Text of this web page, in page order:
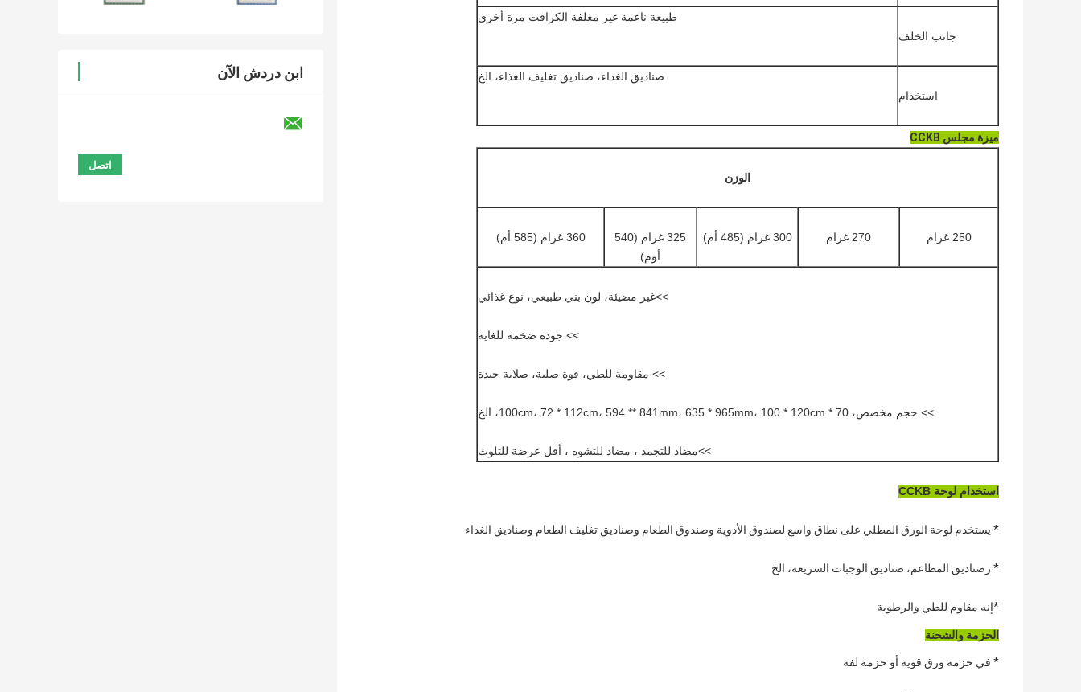
ابن دردش الآن
جانب الخلف
طبيعة ناعمة غير مغلفة الكرافت مرة أخرى
استخدام
صناديق الغداء، صناديق تغليف الغذاء، الخ
ميزة مجلس CCKB
الوزن
250 غرام 270 غرام 300 غرام (485 أم)
325 غرام (540
أوم)
360 غرام (585 أم)
>>غير مضيئة، لون بني طبيعي، نوع غذائي
>> جودة ضخمة للغاية
>> مقاومة للطي، قوة صلبة، صلابة جيدة
>> حجم مخصص، 70 * 100cm، 72 * 112cm، 594 ** 841mm، 635 * 965mm، 100 * 120cm، الخ
>>مضاد للتجمد ، مضاد للتشوه ، أقل عرضة للتلوث
استخدام لوحة CCKB
* يستخدم لوحة الورق المطلي على نطاق واسع لصندوق الأدوية وصندوق الطعام وصناديق تغليف الطعام وصناديق الغداء
* ر صناديق المطاعم، صناديق الوجبات السريعة، الخ
*إنه مقاوم للطي والرطوبة
الحزمة والشحنة
* في حزمة ورق قوية أو حزمة لفة